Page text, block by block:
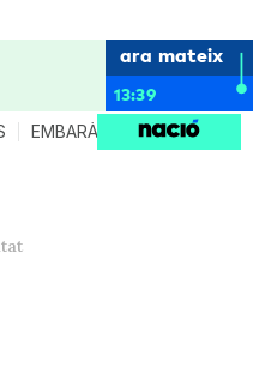
ara mateix
13:39
EMBARÀS CRIANÇA